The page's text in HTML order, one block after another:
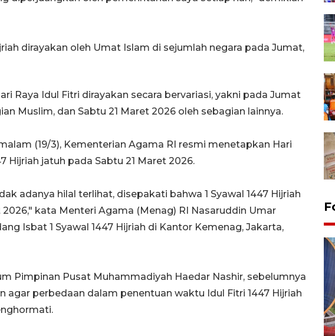
dirayakan oleh Umat Islam di sejumlah negara pada Jumat,
Raya Idul Fitri dirayakan secara bervariasi, yakni pada Jumat
Muslim, dan Sabtu 21 Maret 2026 oleh sebagian lainnya.
(19/3), Kementerian Agama RI resmi menetapkan Hari
Hijriah jatuh pada Sabtu 21 Maret 2026.
adanya hilal terlihat, disepakati bahwa 1 Syawal 1447 Hijriah
kata Menteri Agama (Menag) RI Nasaruddin Umar
Isbat 1 Syawal 1447 Hijriah di Kantor Kemenag, Jakarta,
Pimpinan Pusat Muhammadiyah Haedar Nashir, sebelumnya
agar perbedaan dalam penentuan waktu Idul Fitri 1447 Hijriah